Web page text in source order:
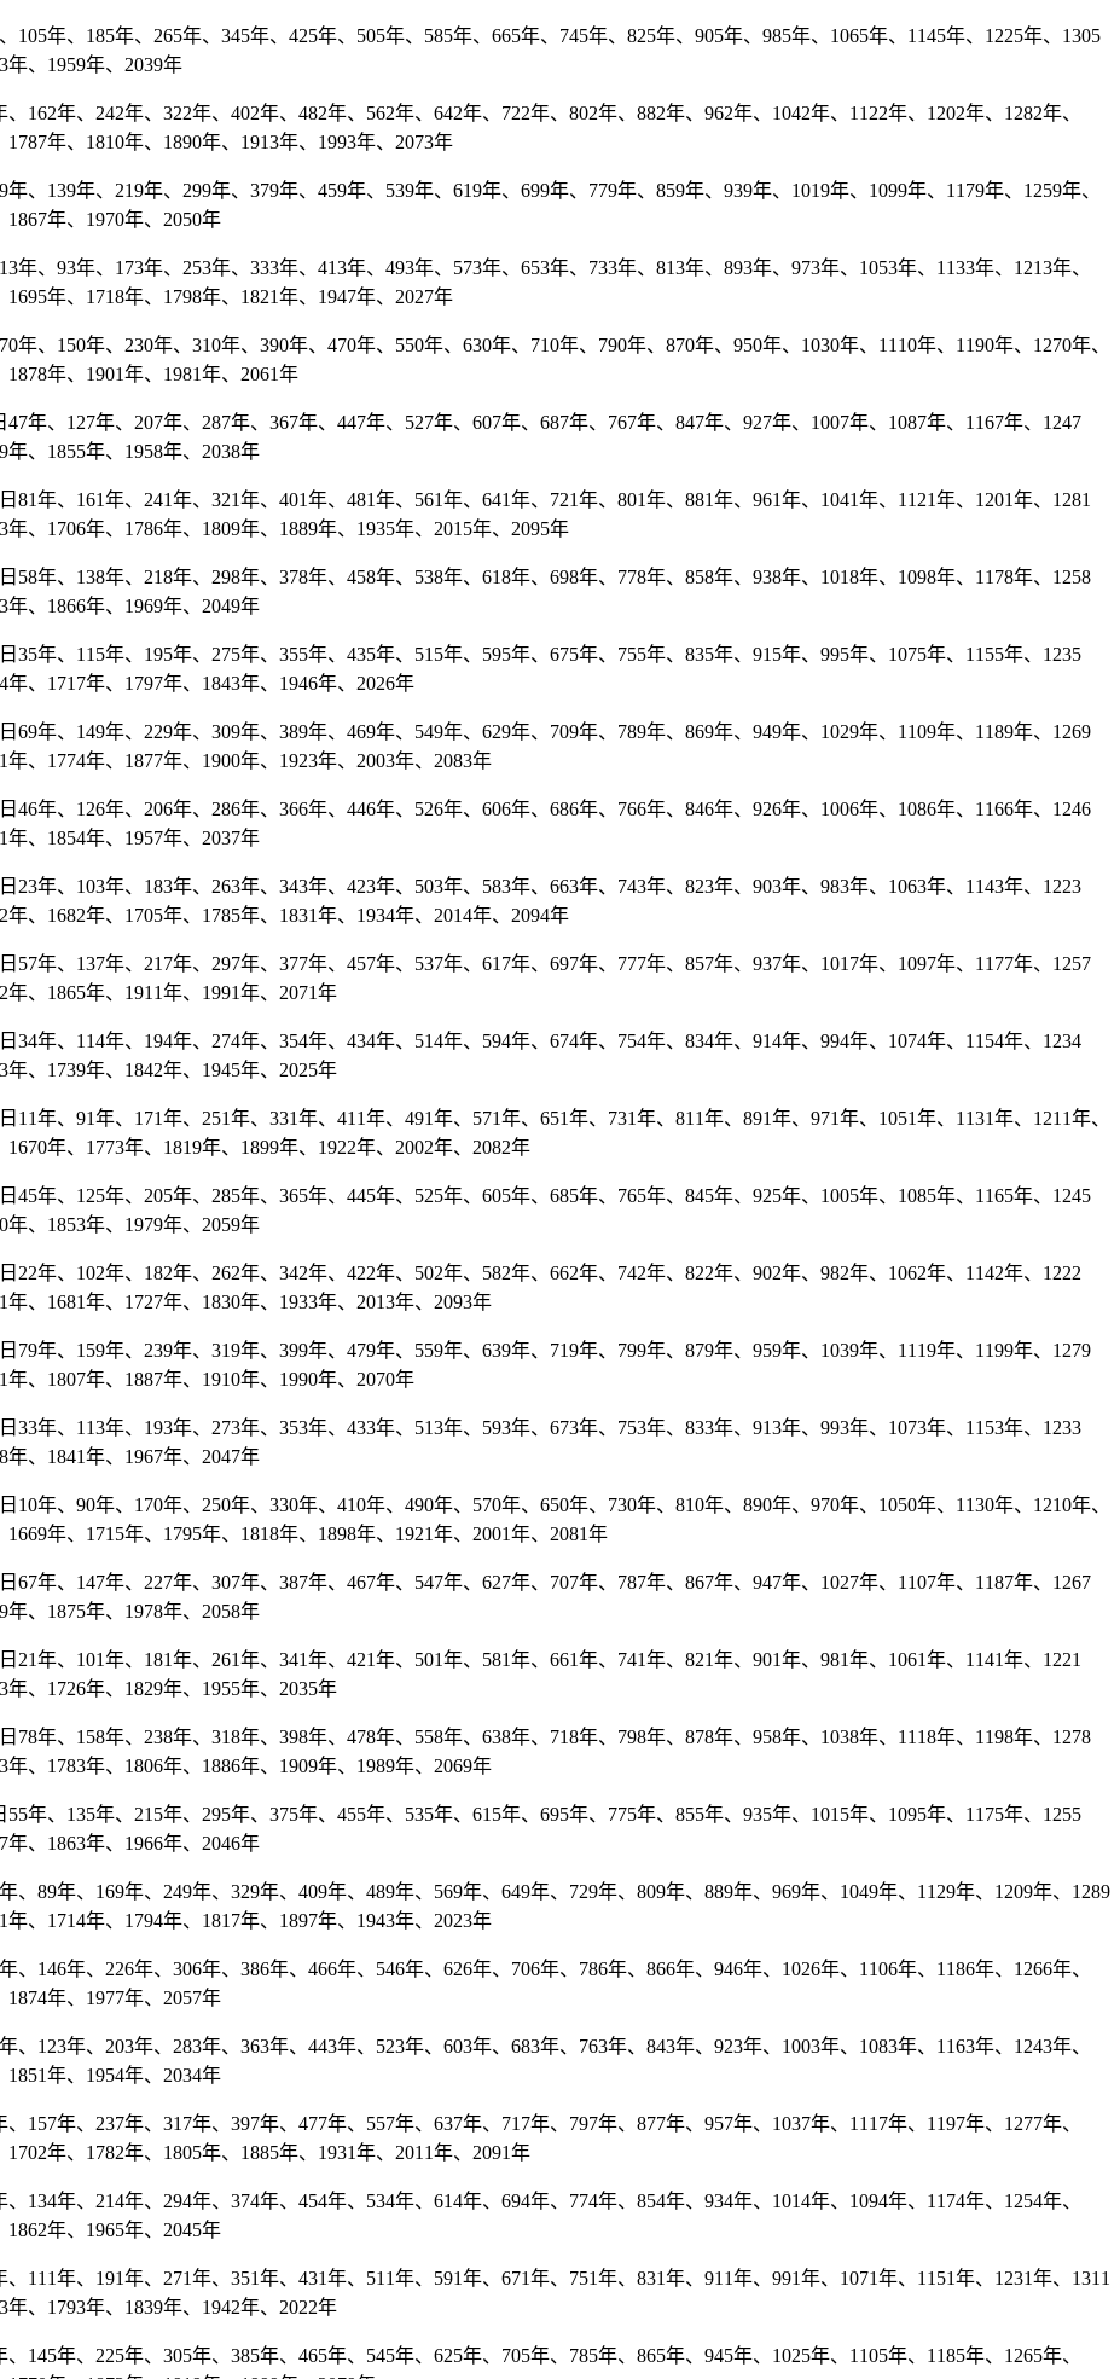
年、185年、265年、345年、425年、505年、585年、665年、745年、825年、905年、985年、1065年、1145年、1225年、1305
、1959年、2039年
162年、242年、322年、402年、482年、562年、642年、722年、802年、882年、962年、1042年、1122年、1202年、1282年、
年、1810年、1890年、1913年、1993年、2073年
、139年、219年、299年、379年、459年、539年、619年、699年、779年、859年、939年、1019年、1099年、1179年、1259年、
年、1970年、2050年
、93年、173年、253年、333年、413年、493年、573年、653年、733年、813年、893年、973年、1053年、1133年、1213年、
年、1718年、1798年、1821年、1947年、2027年
、150年、230年、310年、390年、470年、550年、630年、710年、790年、870年、950年、1030年、1110年、1190年、1270年、
年、1901年、1981年、2061年
年、127年、207年、287年、367年、447年、527年、607年、687年、767年、847年、927年、1007年、1087年、1167年、1247
、1855年、1958年、2038年
年、161年、241年、321年、401年、481年、561年、641年、721年、801年、881年、961年、1041年、1121年、1201年、1281
、1706年、1786年、1809年、1889年、1935年、2015年、2095年
年、138年、218年、298年、378年、458年、538年、618年、698年、778年、858年、938年、1018年、1098年、1178年、1258
、1866年、1969年、2049年
年、115年、195年、275年、355年、435年、515年、595年、675年、755年、835年、915年、995年、1075年、1155年、1235
、1717年、1797年、1843年、1946年、2026年
年、149年、229年、309年、389年、469年、549年、629年、709年、789年、869年、949年、1029年、1109年、1189年、1269
、1774年、1877年、1900年、1923年、2003年、2083年
年、126年、206年、286年、366年、446年、526年、606年、686年、766年、846年、926年、1006年、1086年、1166年、1246
、1854年、1957年、2037年
年、103年、183年、263年、343年、423年、503年、583年、663年、743年、823年、903年、983年、1063年、1143年、1223
、1682年、1705年、1785年、1831年、1934年、2014年、2094年
年、137年、217年、297年、377年、457年、537年、617年、697年、777年、857年、937年、1017年、1097年、1177年、1257
、1865年、1911年、1991年、2071年
年、114年、194年、274年、354年、434年、514年、594年、674年、754年、834年、914年、994年、1074年、1154年、1234
、1739年、1842年、1945年、2025年
年、91年、171年、251年、331年、411年、491年、571年、651年、731年、811年、891年、971年、1051年、1131年、1211年、
年、1773年、1819年、1899年、1922年、2002年、2082年
年、125年、205年、285年、365年、445年、525年、605年、685年、765年、845年、925年、1005年、1085年、1165年、1245
、1853年、1979年、2059年
年、102年、182年、262年、342年、422年、502年、582年、662年、742年、822年、902年、982年、1062年、1142年、1222
、1681年、1727年、1830年、1933年、2013年、2093年
年、159年、239年、319年、399年、479年、559年、639年、719年、799年、879年、959年、1039年、1119年、1199年、1279
、1807年、1887年、1910年、1990年、2070年
年、113年、193年、273年、353年、433年、513年、593年、673年、753年、833年、913年、993年、1073年、1153年、1233
、1841年、1967年、2047年
年、90年、170年、250年、330年、410年、490年、570年、650年、730年、810年、890年、970年、1050年、1130年、1210年、
年、1715年、1795年、1818年、1898年、1921年、2001年、2081年
年、147年、227年、307年、387年、467年、547年、627年、707年、787年、867年、947年、1027年、1107年、1187年、1267
、1875年、1978年、2058年
年、101年、181年、261年、341年、421年、501年、581年、661年、741年、821年、901年、981年、1061年、1141年、1221
、1726年、1829年、1955年、2035年
年、158年、238年、318年、398年、478年、558年、638年、718年、798年、878年、958年、1038年、1118年、1198年、1278
、1783年、1806年、1886年、1909年、1989年、2069年
年、135年、215年、295年、375年、455年、535年、615年、695年、775年、855年、935年、1015年、1095年、1175年、1255
、1863年、1966年、2046年
89年、169年、249年、329年、409年、489年、569年、649年、729年、809年、889年、969年、1049年、1129年、1209年、1289
、1714年、1794年、1817年、1897年、1943年、2023年
146年、226年、306年、386年、466年、546年、626年、706年、786年、866年、946年、1026年、1106年、1186年、1266年、
年、1977年、2057年
123年、203年、283年、363年、443年、523年、603年、683年、763年、843年、923年、1003年、1083年、1163年、1243年、
年、1954年、2034年
157年、237年、317年、397年、477年、557年、637年、717年、797年、877年、957年、1037年、1117年、1197年、1277年、
年、1782年、1805年、1885年、1931年、2011年、2091年
134年、214年、294年、374年、454年、534年、614年、694年、774年、854年、934年、1014年、1094年、1174年、1254年、
年、1965年、2045年
111年、191年、271年、351年、431年、511年、591年、671年、751年、831年、911年、991年、1071年、1151年、1231年、1311
、1793年、1839年、1942年、2022年
145年、225年、305年、385年、465年、545年、625年、705年、785年、865年、945年、1025年、1105年、1185年、1265年、